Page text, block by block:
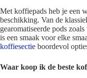
Met koffiepads heb je een
beschikking. Van de
gearomatiseerde pods
is een smaak voor elke
koffiesectie boordevol
Waar koop ik de beste